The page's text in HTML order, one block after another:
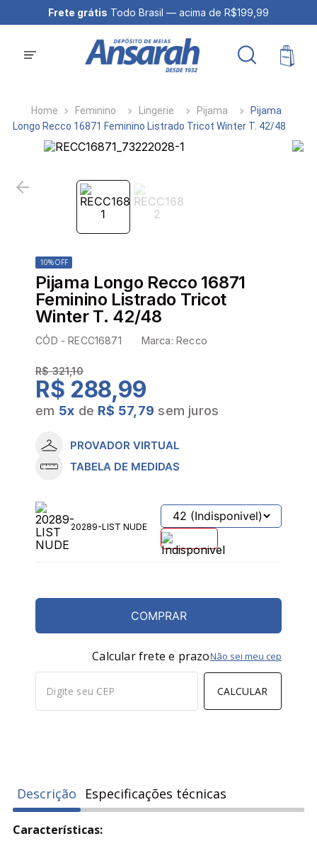
Frete grátis Todo Brasil — acima de R$199,99
Feminino Lingerie Pijama
Pijama
Longo Recco 16871 Feminino Listrado Tricot Winter T. 42/48
10%OFF
Pijama Longo Recco 16871
Feminino Listrado Tricot
Winter T. 42/48
CÓD -RECC16871 Marca:Recco
R$ 321,10
R$ 288,99
em 5x de R$ 57,79 sem juros
PROVADOR VIRTUAL
TABELA DE MEDIDAS
20289-LIST NUDE
COMPRAR
Calcular frete e prazo
CALCULAR
Não sei meu cep
Descrição Especificações técnicas
Características: